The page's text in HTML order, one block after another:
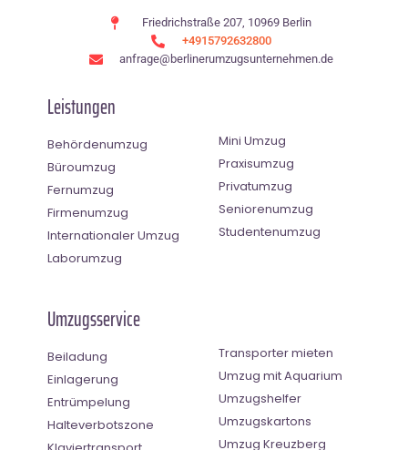
Friedrichstraße 207, 10969 Berlin
+4915792632800
anfrage@berlinerumzugsunternehmen.de
Leistungen
Behördenumzug
Büroumzug
Fernumzug
Firmenumzug
Internationaler Umzug
Laborumzug
Mini Umzug
Praxisumzug
Privatumzug
Seniorenumzug
Studentenumzug
Umzugsservice
Beiladung
Einlagerung
Entrümpelung
Halteverbotszone
Transporter mieten
Umzug mit Aquarium
Umzugshelfer
Umzugskartons
Umzug Kreuzberg